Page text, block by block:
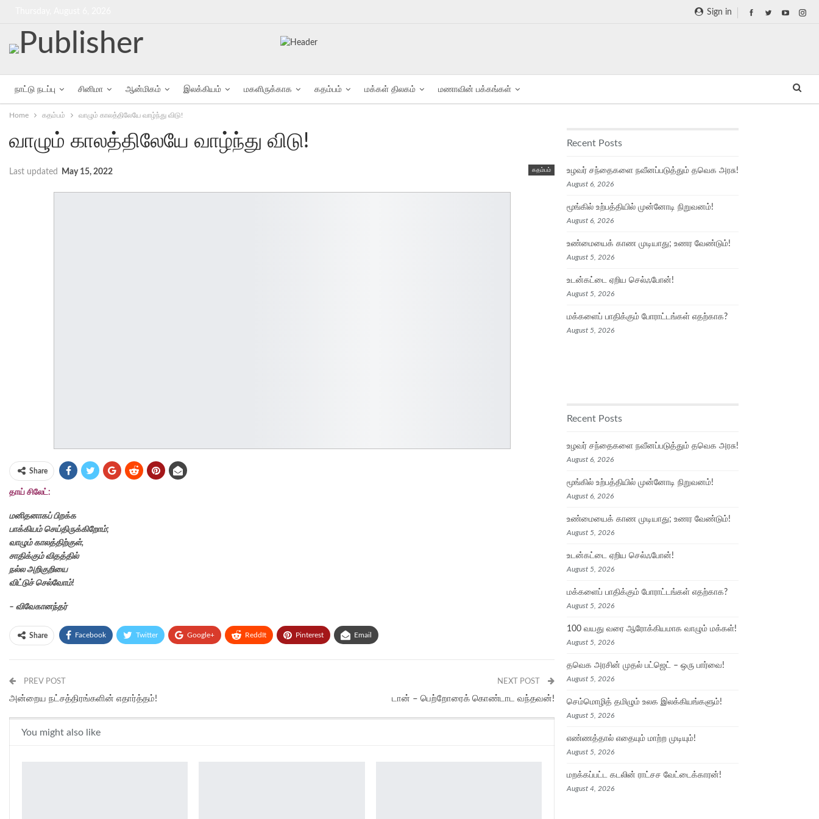
Sign in
நாட்டு நடப்பு சினிமா ஆன்மிகம் இலக்கியம் மகளிருக்காக கதம்பம் மக்கள் திலகம் மணாவின் பக்கங்கள்
Home கதம்பம் வாழும் காலத்திலேயே வாழ்ந்து விடு!
வாழும் காலத்திலேயே வாழ்ந்து விடு!
கதம்பம்
Last updated May 15, 2022
Share
தாய் சிலேட்:
மனிதனாகப் பிறக்க
பாக்கியம் செய்திருக்கிறோம்;
வாழும் காலத்திற்குள்,
சாதிக்கும் விதத்தில்
நல்ல அறிகுறியை
விட்டுச் செல்வோம்!
– விவேகானந்தர்
Share Facebook Twitter Google+ ReddIt Pinterest Email
PREV POST
அன்றைய நட்சத்திரங்களின் எதார்த்தம்!
NEXT POST
டான் – பெற்றோரைக் கொண்டாட வந்தவன்!
You might also like
Recent Posts
உழவர் சந்தைகளை நவீனப்படுத்தும் தவெக அரசு!
August 6, 2026
மூங்கில் உற்பத்தியில் முன்னோடி நிறுவனம்!
August 6, 2026
உண்மையைக் காண முடியாது; உணர வேண்டும்!
August 5, 2026
உடன்கட்டை ஏறிய செல்ஃபோன்!
August 5, 2026
மக்களைப் பாதிக்கும் போராட்டங்கள் எதற்காக?
August 5, 2026
Recent Posts
உழவர் சந்தைகளை நவீனப்படுத்தும் தவெக அரசு!
August 6, 2026
மூங்கில் உற்பத்தியில் முன்னோடி நிறுவனம்!
August 6, 2026
உண்மையைக் காண முடியாது; உணர வேண்டும்!
August 5, 2026
உடன்கட்டை ஏறிய செல்ஃபோன்!
August 5, 2026
மக்களைப் பாதிக்கும் போராட்டங்கள் எதற்காக?
August 5, 2026
100 வயது வரை ஆரோக்கியமாக வாழும் மக்கள்!
August 5, 2026
தவெக அரசின் முதல் பட்ஜெட் – ஒரு பார்வை!
August 5, 2026
செம்மொழித் தமிழும் உலக இலக்கியங்களும்!
August 5, 2026
எண்ணத்தால் எதையும் மாற்ற முடியும்!
August 5, 2026
மறக்கப்பட்ட கடலின் ராட்சச வேட்டைக்காரன்!
August 4, 2026